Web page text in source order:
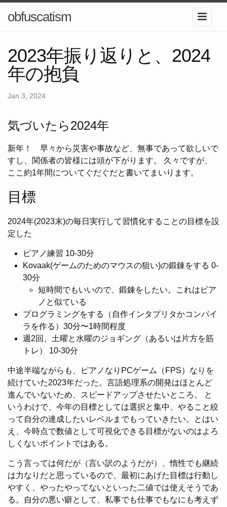
obfuscatism
2023年振り返りと、2024
年の抱負
Jan 3, 2024
気づいたら2024年
新年！ 早々から災害や事故など、無事であって欲しいで
すし、関係者の皆様には頭が下がります。 久々ですが、
ここ約1年間についてぐだぐだと書いてまいります。
目標
2024年(2023末)の毎日実行して習慣化することの目標を設
定した
ピアノ練習 10-30分
Kovaak(ゲームのためのマウスの狙い)の鍛錬をする 0-
30分
短時間でもいいので、鍛錬をしたい。これはピア
ノと似ている
プログラミングをする（自作インタプリタかコンパイ
ラを作る）30分〜1時間程度
週2回、土曜と水曜のジョギング（あるいは片方を筋
トレ） 10-30分
中途半端ながらも、ピアノなりPCゲーム（FPS）なりを
続けていた2023年だった。言語処理系の開発はほとんど
進んでいないため、スピードアップさせたいところ。 と
いうわけで、今年の目標としては選択と集中、やること絞
って自分の達成したいレベルまでもっていきたい。とはい
え、今時点で数値として可視化できる目標がないのはよろ
しくないポイントではある。
こう言っては何だが（言い訳のようだが）、惰性でも継続
は力なりだと思っているので、最初にあげた目標は行動し
やすく、やったやってないといった二値では使えそうであ
る。自分の悪い癖として、私事でも仕事でもなにも考えず